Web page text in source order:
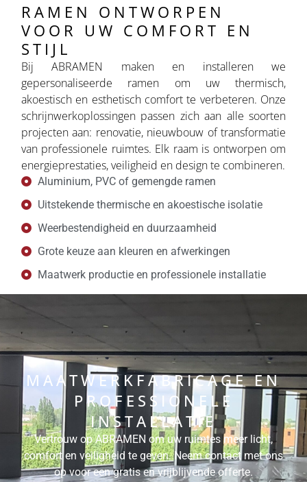
RAMEN ONTWORPEN
VOOR UW COMFORT EN
STIJL
Bij ABRAMEN maken en installeren we
gepersonaliseerde ramen om uw thermisch,
akoestisch en esthetisch comfort te verbeteren. Onze
schrijnwerkoplossingen passen zich aan alle soorten
projecten aan: renovatie, nieuwbouw of transformatie
van professionele ruimtes. Elk raam is ontworpen om
energieprestaties, veiligheid en design te combineren.
Aluminium, PVC of gemengde ramen
Uitstekende thermische en akoestische isolatie
Weerbestendigheid en duurzaamheid
Grote keuze aan kleuren en afwerkingen
Maatwerk productie en professionele installatie
MAATWERKFABRICAGE EN
PROFESSIONELE
INSTALLATIE
Vertrouw op ABRAMEN om uw ruimtes meer licht,
comfort en veiligheid te geven. Neem contact met ons
op voor een gratis en vrijblijvende offerte.